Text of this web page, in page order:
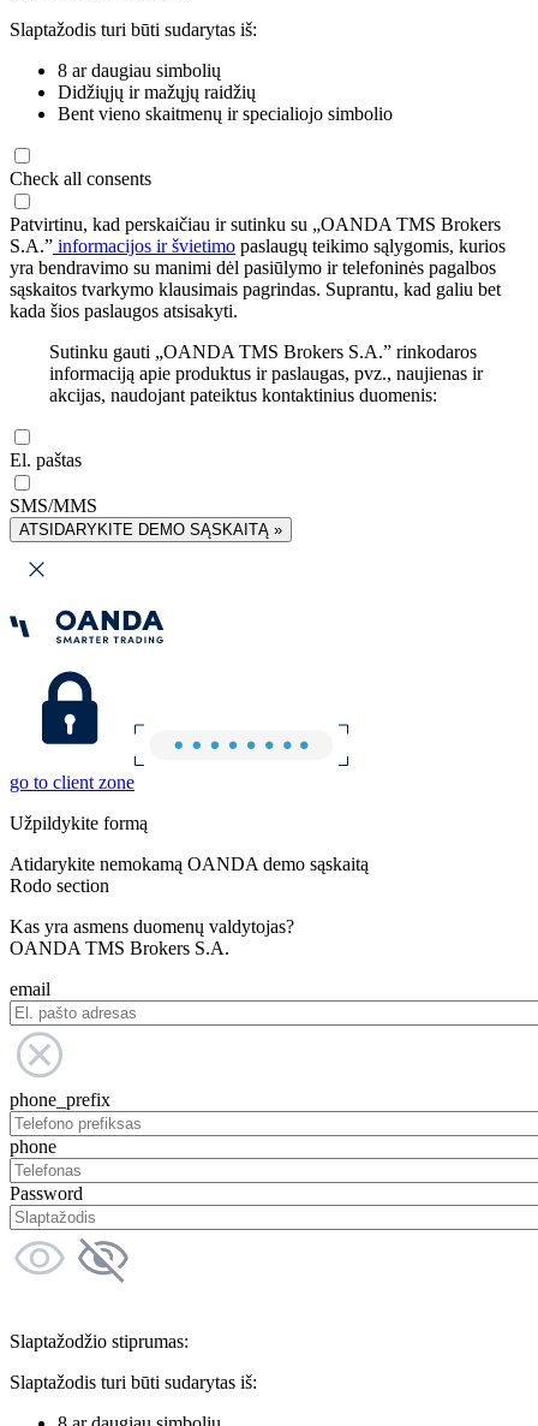
Slaptažodis turi būti sudarytas iš:
8 ar daugiau simbolių
Didžiųjų ir mažųjų raidžių
Bent vieno skaitmenų ir specialiojo simbolio
Check all consents
Patvirtinu, kad perskaičiau ir sutinku su „OANDA TMS Brokers
S.A.” informacijos ir švietimo paslaugų teikimo sąlygomis, kurios
yra bendravimo su manimi dėl pasiūlymo ir telefoninės pagalbos
sąskaitos tvarkymo klausimais pagrindas. Suprantu, kad galiu bet
kada šios paslaugos atsisakyti.
Sutinku gauti „OANDA TMS Brokers S.A.” rinkodaros
informaciją apie produktus ir paslaugas, pvz., naujienas ir
akcijas, naudojant pateiktus kontaktinius duomenis:
El. paštas
SMS/MMS
ATSIDARYKITE DEMO SĄSKAITĄ »
go to client zone
Užpildykite formą
Atidarykite nemokamą OANDA demo sąskaitą
Rodo section
Kas yra asmens duomenų valdytojas?
OANDA TMS Brokers S.A.
email
phone_prefix
phone
Password
Slaptažodžio stiprumas:
Slaptažodis turi būti sudarytas iš: